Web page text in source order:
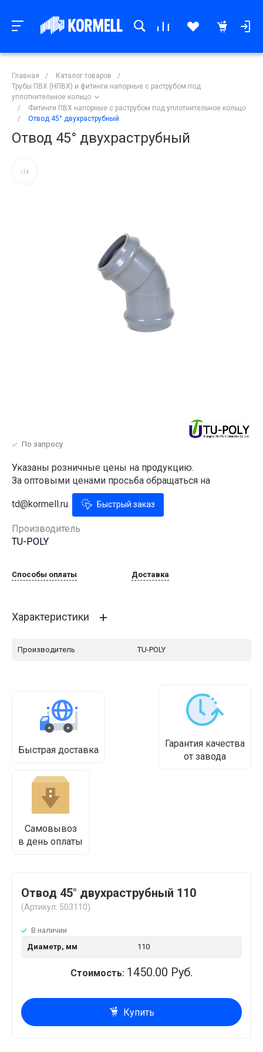
Главная / Каталог товаров
/
Трубы ПВХ (НПВХ) и фитинги напорные с раструбом под
уплотнительное кольцо
/
Фитинги ПВХ напорные с раструбом под уплотнительное кольцо
/
Отвод 45° двухраструбный
Отвод 45° двухраструбный
По запросу
Указаны розничные цены на продукцию.
За оптовыми ценами просьба обращаться на
td@kormell.ru. Быстрый заказ
Производитель
TU-POLY
Способы оплаты Доставка
Характеристики
Производитель TU-POLY
Быстрая доставка
Гарантия качества
от завода
Самовывоз
в день оплаты
Отвод 45° двухраструбный 110
(Артикул: 503110)
В наличии
Диаметр, мм
110
Стоимость: 1450.00 Руб.
Купить